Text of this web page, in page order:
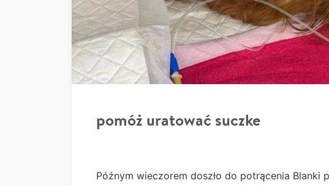
pomóż uratować suczke
Późnym wieczorem doszło do potrącenia Blanki